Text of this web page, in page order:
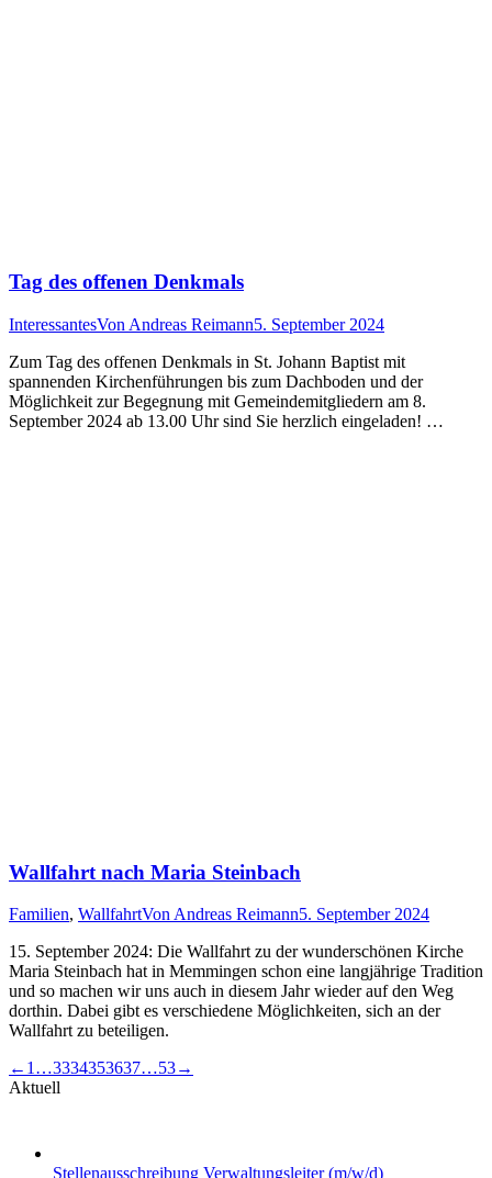
Tag des offenen Denkmals
InteressantesVon Andreas Reimann5. September 2024
Zum Tag des offenen Denkmals in St. Johann Baptist mit
spannenden Kirchenführungen bis zum Dachboden und der
Möglichkeit zur Begegnung mit Gemeindemitgliedern am 8.
September 2024 ab 13.00 Uhr sind Sie herzlich eingeladen! …
Wallfahrt nach Maria Steinbach
Familien, WallfahrtVon Andreas Reimann5. September 2024
15. September 2024: Die Wallfahrt zu der wunderschönen Kirche
Maria Steinbach hat in Memmingen schon eine langjährige Tradition
und so machen wir uns auch in diesem Jahr wieder auf den Weg
dorthin. Dabei gibt es verschiedene Möglichkeiten, sich an der
Wallfahrt zu beteiligen.
← 1 …3334353637…53→
Aktuell
Stellenausschreibung Verwaltungsleiter (m/w/d)